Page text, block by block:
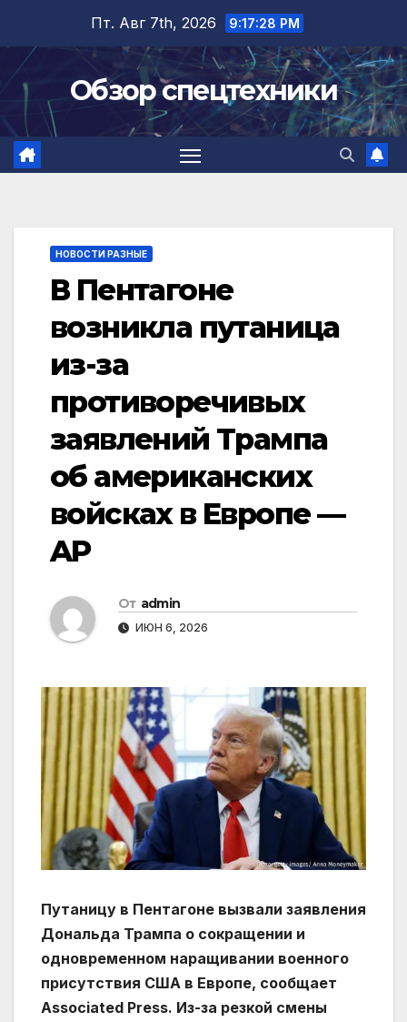
содержимому
Пт. Авг 7th, 2026 9:17:29 PM
Обзор спецтехники
НОВОСТИ РАЗНЫЕ
В Пентагоне
возникла путаница
из-за
противоречивых
заявлений Трампа
об американских
войсках в Европе —
AP
От admin
ИЮН 6, 2026
Путаницу в Пентагоне вызвали заявления
Дональда Трампа о сокращении и
одновременном наращивании военного
присутствия США в Европе, сообщает
Associated Press. Из-за резкой смены